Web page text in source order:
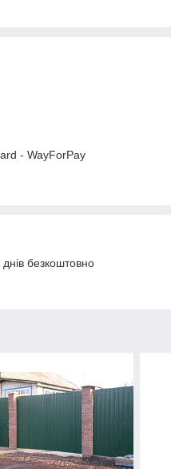
- WayForPay
безкоштовно